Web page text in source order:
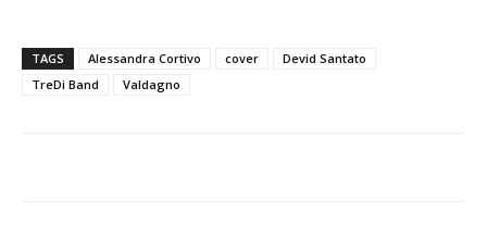
TAGS Alessandra Cortivo cover
Devid Santato
TreDi Band
Valdagno